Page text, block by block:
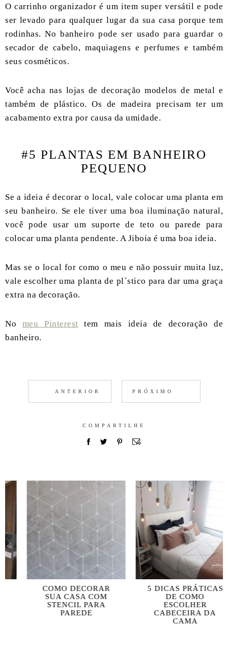
O carrinho organizador é um item super versátil e pode
ser levado para qualquer lugar da sua casa porque tem
rodinhas. No banheiro pode ser usado para guardar o
secador de cabelo, maquiagens e perfumes e também
seus cosméticos.
Você acha nas lojas de decoração modelos de metal e
também de plástico. Os de madeira precisam ter um
acabamento extra por causa da umidade.
#5 PLANTAS EM BANHEIRO
PEQUENO
Se a ideia é decorar o local, vale colocar uma planta em
seu banheiro. Se ele tiver uma boa iluminação natural,
você pode usar um suporte de teto ou parede para
colocar uma planta pendente. A Jiboia é uma boa ideia.
Mas se o local for como o meu e não possuir muita luz,
vale escolher uma planta de pl´stico para dar uma graça
extra na decoração.
No meu Pinterest tem mais ideia de decoração de
banheiro.
ANTERIOR PRÓXIMO
COMPARTILHE
COMO DECORAR
SUA CASA COM
STENCIL PARA
PAREDE
5 DICAS PRÁTICAS
DE COMO
ESCOLHER
CABECEIRA DA
CAMA